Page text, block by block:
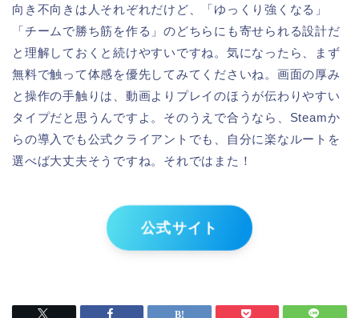
向き不向きは人それぞれだけど、「ゆっくり強くなる」
「チームで勝ち筋を作る」のどちらにも寄せられる設計だ
と理解しておくと続けやすいですね。気になったら、まず
無料で触って体感を優先してみてくださいね。画面の厚み
と操作の手触りは、動画よりプレイのほうが伝わりやすい
タイプだと思うんですよ。そのうえで合うなら、Steamか
らの導入でも公式クライアントでも、自分に楽なルートを
選べば大丈夫そうですね。それではまた！
公式サイト